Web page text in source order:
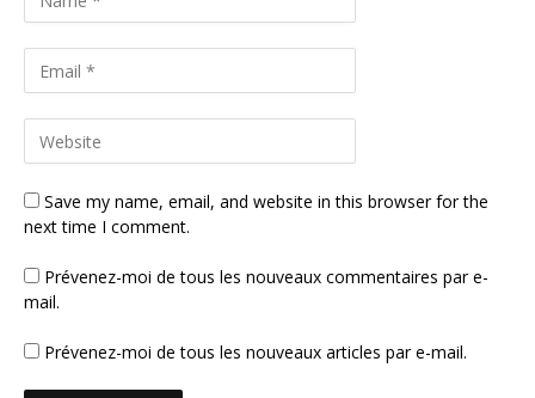
Save my name, email, and website in this browser for the
next time I comment.
Prévenez-moi de tous les nouveaux commentaires par e-
mail.
Prévenez-moi de tous les nouveaux articles par e-mail.